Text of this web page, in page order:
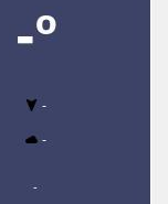
-º
-
-
-